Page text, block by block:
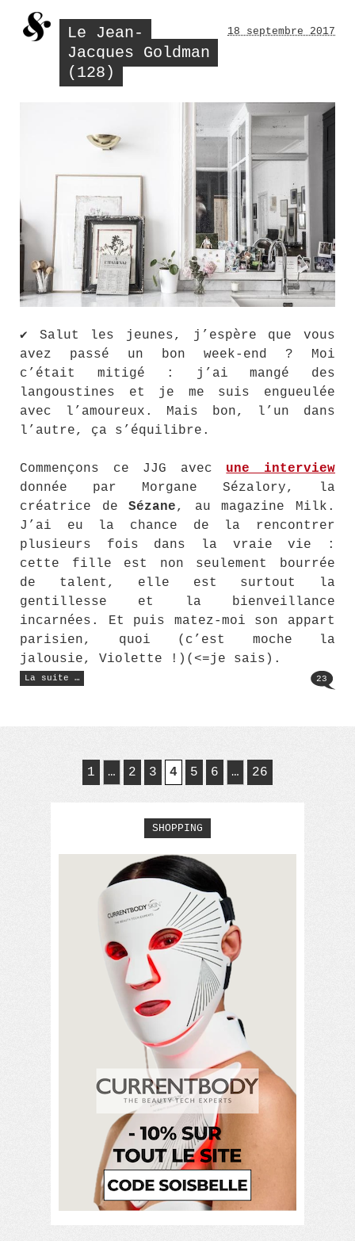
Le Jean-
Jacques Goldman
(128)
18 septembre 2017
✔ Salut les jeunes, j’espère que vous
avez passé un bon week-end ? Moi
c’était mitigé : j’ai mangé des
langoustines et je me suis engueulée
avec l’amoureux. Mais bon, l’un dans
l’autre, ça s’équilibre.
Commençons ce JJG avec une interview
donnée par Morgane Sézalory, la
créatrice deSézane, au magazine Milk.
J’ai eu la chance de la rencontrer
plusieurs fois dans la vraie vie :
cette fille est non seulement bourrée
de talent, elle est surtout la
gentillesse et la bienveillance
incarnées. Et puis matez-moi son appart
parisien, quoi (c’est moche la
jalousie, Violette !)(<=je sais).
La suite …
« Le
Jean-
23
1 … 2 3 4 5 6 … 26
SHOPPING